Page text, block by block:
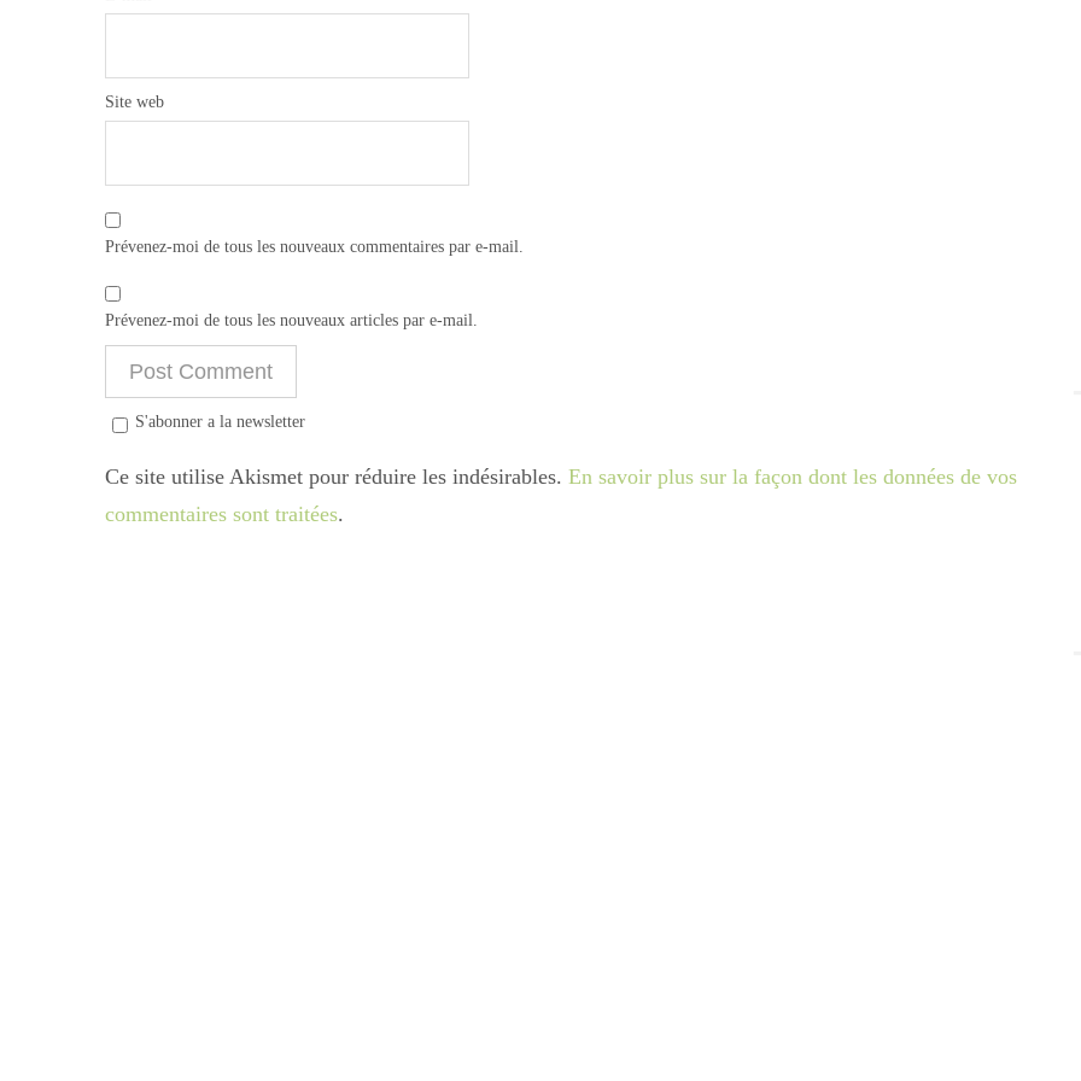
Site web
Prévenez-moi de tous les nouveaux commentaires par e-mail.
Prévenez-moi de tous les nouveaux articles par e-mail.
S'abonner a la newsletter
Ce site utilise Akismet pour réduire les indésirables. En savoir plus sur la façon dont les données de vos
commentaires sont traitées.